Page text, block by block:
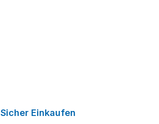
Sicher Einkaufen